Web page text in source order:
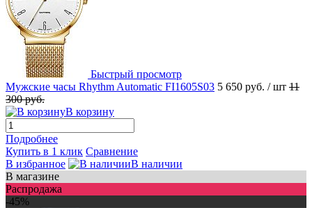
Быстрый просмотр
Мужские часы Rhythm Automatic FI1605S03 5 650 руб. / шт 11
300 руб.
В корзину
Подробнее
Купить в 1 клик Сравнение
В избранное
В наличии
В магазине
Распродажа
-45%